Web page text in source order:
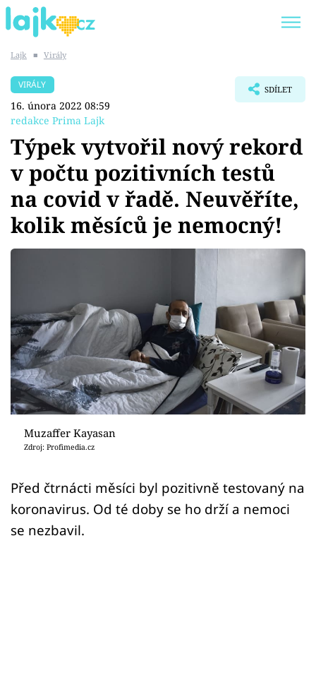
SHOPAHOLICADEL
Témata
Showbyznys
Youtubeři
Sex a vztahy
Videa
Sledujte prima+
Přihlášení
Sledujte nás
Lajk ■ Virály
VIRÁLY
16. února 2022 08:59
redakce Prima Lajk
SDÍLET
Týpek vytvořil nový rekord
v počtu pozitivních testů
na covid v řadě. Neuvěříte,
kolik měsíců je nemocný!
Muzaffer Kayasan
Zdroj: Profimedia.cz
Před čtrnácti měsíci byl pozitivně testovaný na
koronavirus. Od té doby se ho drží a nemoci
se nezbavil.